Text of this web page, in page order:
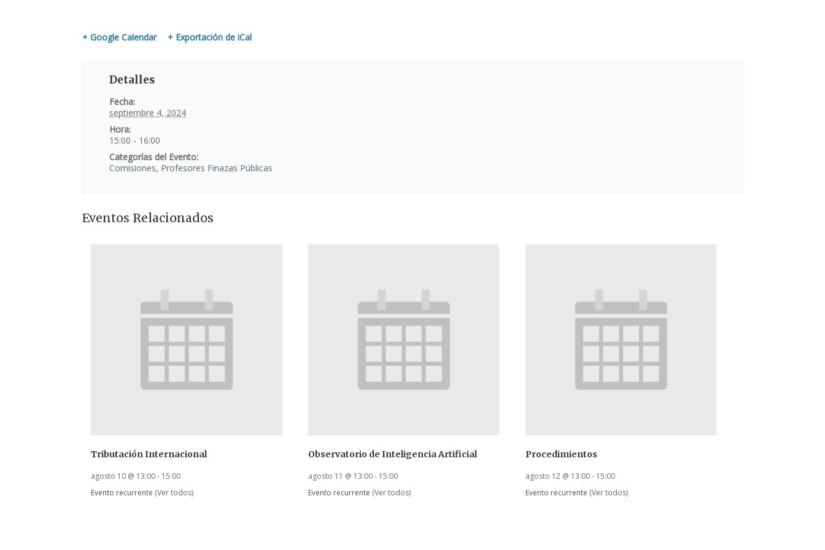
+ Google Calendar + Exportación de iCal
Detalles
Fecha:
septiembre 4, 2024
Hora:
15:00 - 16:00
Categorías del Evento:
Comisiones, Profesores Finazas Públicas
Eventos Relacionados
Tributación Internacional
agosto 10 @ 13:00- 15:00
Evento recurrente (Ver todos)
Observatorio de Inteligencia Artificial
agosto 11 @ 13:00- 15:00
Evento recurrente (Ver todos)
Procedimientos
agosto 12 @ 13:00- 15:00
Evento recurrente (Ver todos)